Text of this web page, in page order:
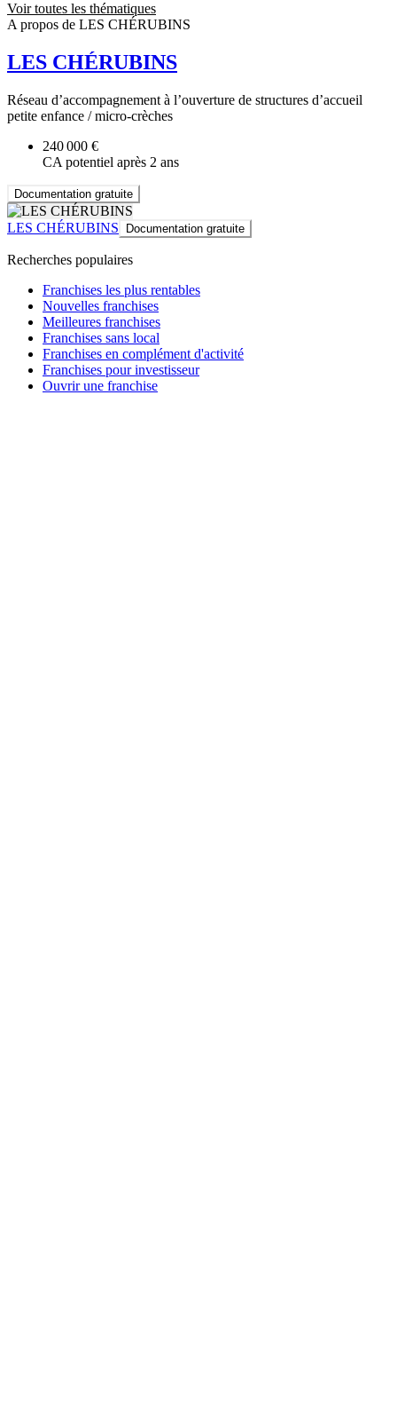
Voir toutes les thématiques
A propos de LES CHÉRUBINS
LES CHÉRUBINS
Réseau d’accompagnement à l’ouverture de structures d’accueil
petite enfance / micro-crèches
240 000 €
CA potentiel après 2 ans
Documentation gratuite
LES CHÉRUBINS Documentation gratuite
Recherches populaires
Franchises les plus rentables
Nouvelles franchises
Meilleures franchises
Franchises sans local
Franchises en complément d'activité
Franchises pour investisseur
Ouvrir une franchise